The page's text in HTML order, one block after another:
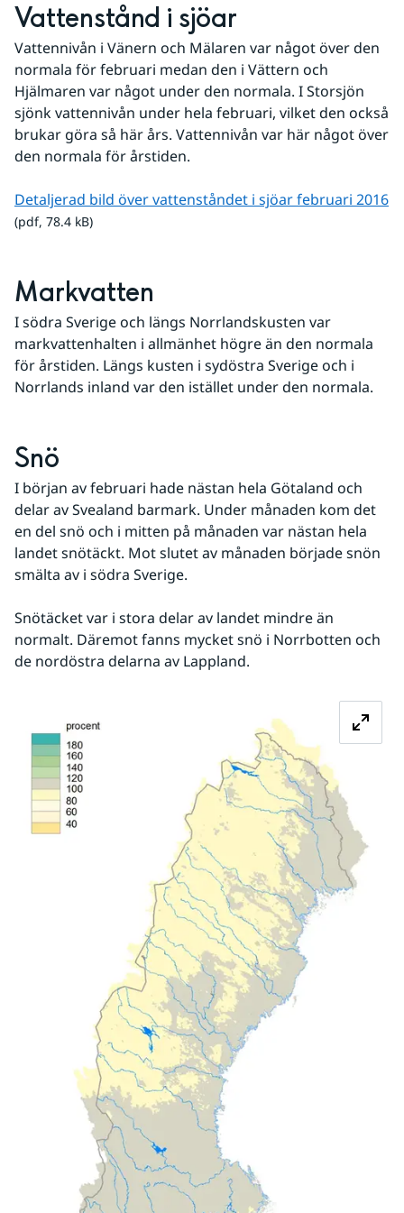
Vattenstånd i sjöar
Vattennivån i Vänern och Mälaren var något över den
normala för februari medan den i Vättern och
Hjälmaren var något under den normala. I Storsjön
sjönk vattennivån under hela februari, vilket den också
brukar göra så här års. Vattennivån var här något över
den normala för årstiden.
Detaljerad bild över vattenståndet i sjöar februari 2016
(pdf, 78.4 kB)
Markvatten
I södra Sverige och längs Norrlandskusten var
markvattenhalten i allmänhet högre än den normala
för årstiden. Längs kusten i sydöstra Sverige och i
Norrlands inland var den istället under den normala.
Snö
I början av februari hade nästan hela Götaland och
delar av Svealand barmark. Under månaden kom det
en del snö och i mitten på månaden var nästan hela
landet snötäckt. Mot slutet av månaden började snön
smälta av i södra Sverige.
Snötäcket var i stora delar av landet mindre än
normalt. Däremot fanns mycket snö i Norrbotten och
de nordöstra delarna av Lappland.